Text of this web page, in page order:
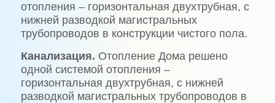
отопления – горизонтальная двухтрубная, с
нижней разводкой магистральных
трубопроводов в конструкции чистого пола.
Канализация. Отопление Дома решено
одной системой отопления –
горизонтальная двухтрубная, с нижней
разводкой магистральных трубопроводов в